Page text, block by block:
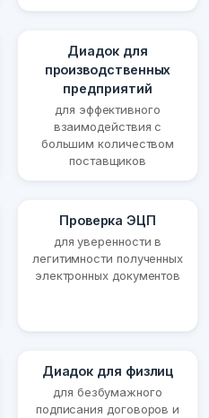
Диадок для
производственных
предприятий
для эффективного
взаимодействия с
большим количеством
поставщиков
Проверка ЭЦП
для уверенности в
легитимности полученных
электронных документов
Диадок для физлиц
для безбумажного
подписания договоров и